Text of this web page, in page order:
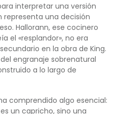
interpretar una versión
representa una decisión
Hallorann, ese cocinero
el «resplandor», no era
en la obra de King.
engranaje sobrenatural
a lo largo de
comprendido algo esencial:
un capricho, sino una